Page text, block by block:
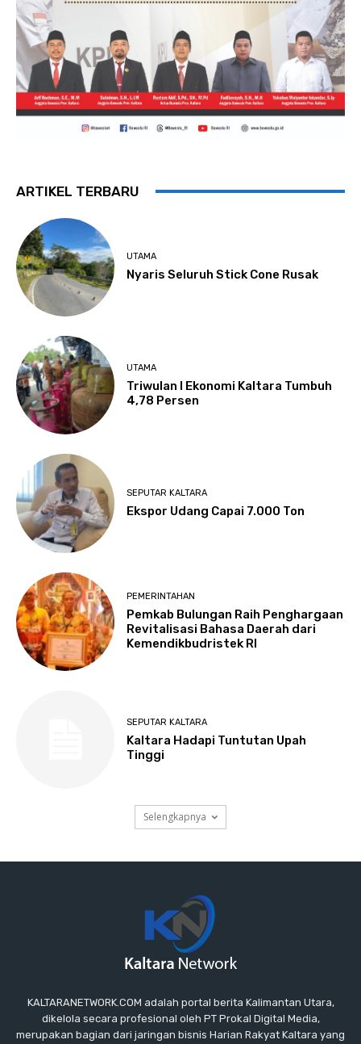
KALTARANETWORK.COM adalah portal berita Kalimantan Utara,
dikelola secara profesional oleh PT Prokal Digital Media,
merupakan bagian dari jaringan bisnis Harian Rakyat Kaltara yang